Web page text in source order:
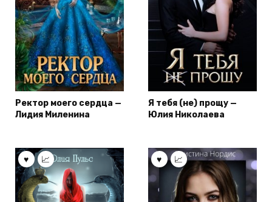
Ректор моего сердца —
Лидия Миленина
Я тебя (не) прощу —
Юлия Николаева